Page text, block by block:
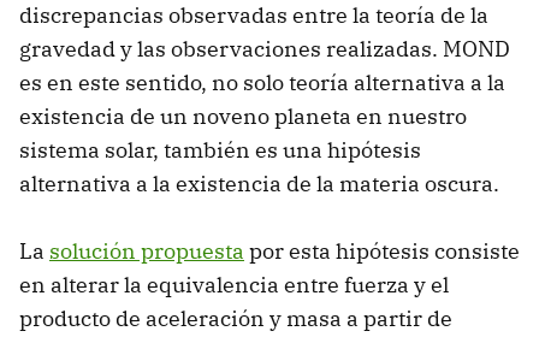
discrepancias observadas entre la teoría de la
gravedad y las observaciones realizadas. MOND
es en este sentido, no solo teoría alternativa a la
existencia de un noveno planeta en nuestro
sistema solar, también es una hipótesis
alternativa a la existencia de la materia oscura.
La solución propuesta por esta hipótesis consiste
en alterar la equivalencia entre fuerza y el
producto de aceleración y masa a partir de